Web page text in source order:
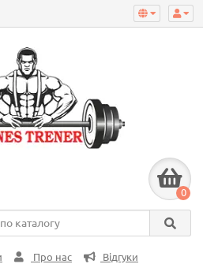
0
Про нас
Відгуки